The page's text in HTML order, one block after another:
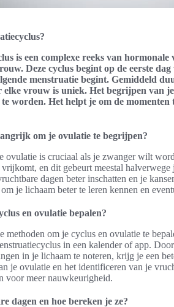
is een complexe reeks van
Deze cyclus begint op de eerste
menstruatie begint. Gemiddeld
elke vrouw is uniek. Het begrijpen van
worden. Het helpt je om de momenten
om je ovulatie te begrijpen?
ovulatie is cruciaal als je zwanger wilt
en dit gebeurt meestal
dagen beter inschatten en je
je lichaam beter te leren kennen en
en ovulatie bepalen?
methoden om je cyclus en ovulatie te
in een kalender of app.
in je lichaam te noteren, krijg je een
je ovulatie en het identificeren van je
voor meer nauwkeurigheid.
dagen en hoe bereken je ze?